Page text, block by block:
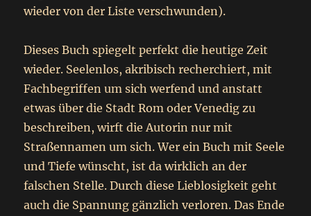
wieder von der Liste verschwunden).
Dieses Buch spiegelt perfekt die heutige Zeit
wieder. Seelenlos, akribisch recherchiert, mit
Fachbegriffen um sich werfend und anstatt
etwas über die Stadt Rom oder Venedig zu
beschreiben, wirft die Autorin nur mit
Straßennamen um sich. Wer ein Buch mit Seele
und Tiefe wünscht, ist da wirklich an der
falschen Stelle. Durch diese Lieblosigkeit geht
auch die Spannung gänzlich verloren. Das Ende